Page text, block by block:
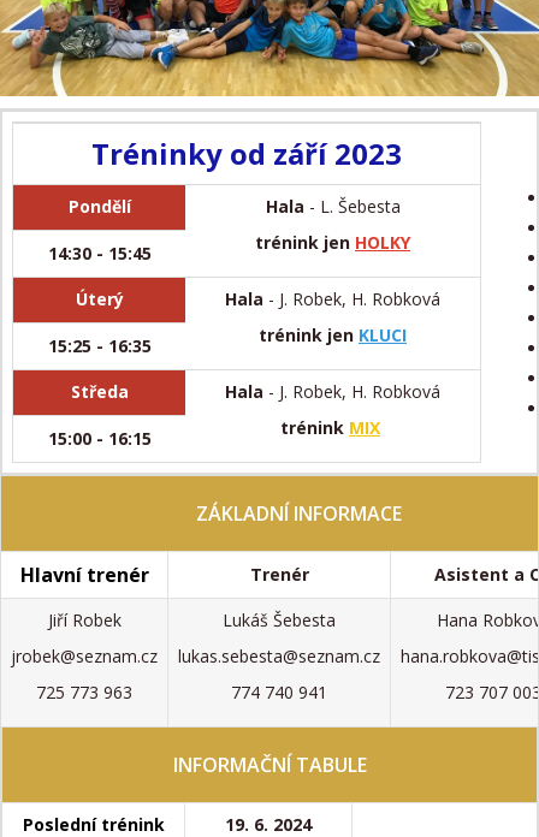
Tréninky od září 2023
Pondělí Hala - L. Šebesta
trénink jen HOLKY
14:30 - 15:45
Úterý
Hala - J. Robek, H. Robková
trénink jen KLUCI
15:25 - 16:35
Středa
Hala - J. Robek, H. Robková
trénink MIX
15:00 - 16:15
ZÁKLADNÍ INFORMACE
Hlavní trenér Trenér
Asistent a
Jiří Robek
jrobek@seznam.cz
725 773 963
Lukáš Šebesta
lukas.sebesta@seznam.cz
774 740 941
Hana
723 707
INFORMAČNÍ TABULE
Poslední trénink 19. 6. 2024